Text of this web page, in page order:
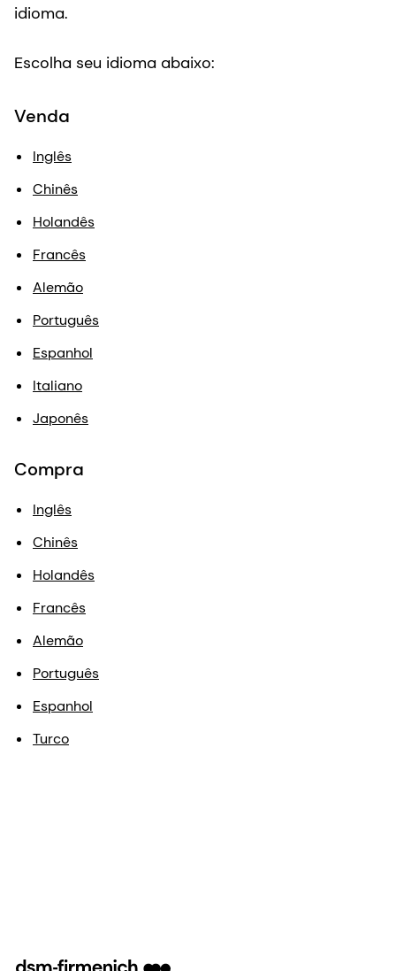
idioma.
Escolha seu idioma abaixo:
Venda
Inglês
Chinês
Holandês
Francês
Alemão
Português
Espanhol
Italiano
Japonês
Compra
Inglês
Chinês
Holandês
Francês
Alemão
Português
Espanhol
Turco